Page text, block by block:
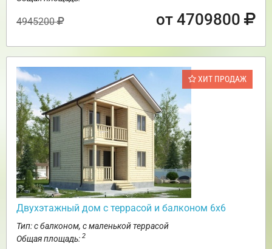
4945200 от 4709800
ХИТ ПРОДАЖ
Двухэтажный дом с террасой и балконом 6х6
Тип: с балконом, с маленькой террасой
Общая площадь: 2